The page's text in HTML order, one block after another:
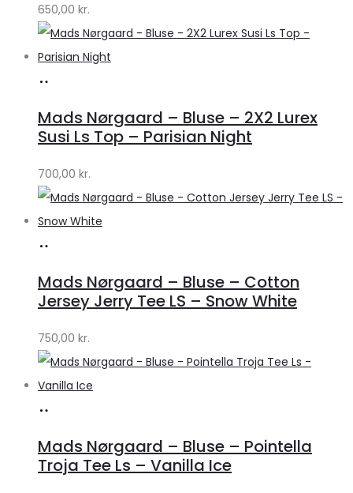
Lykke
650,00 kr.
Lykke
Lykke
Mads Nørgaard – Bluse – 2X2 Lurex
Susi Ls Top – Parisian Night
700,00 kr.
Lykke
Lykke
Mads Nørgaard – Bluse – Cotton
Jersey Jerry Tee LS – Snow White
750,00 kr.
Lykke
by
Mads Nørgaard – Bluse – Pointella
Troja Tee Ls – Vanilla Ice